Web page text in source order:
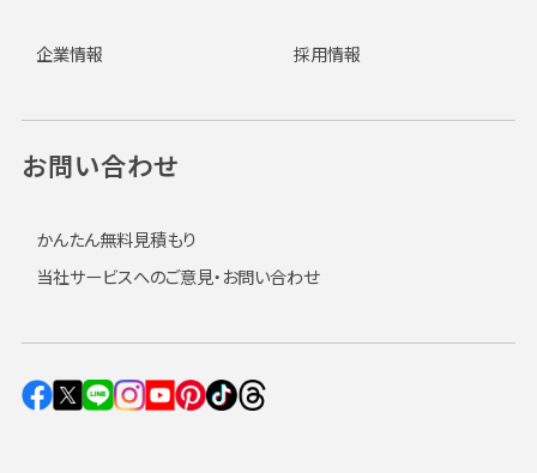
企業情報 採用情報
お問い合わせ
かんたん無料見積もり
当社サービスへのご意見・お問い合わせ